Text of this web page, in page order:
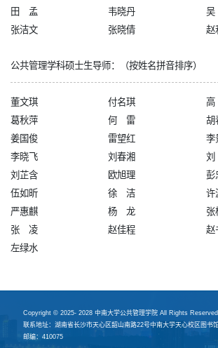
田 孟
韦晓丹
张洁文
张晓倩 赵
公共管理学科硕士生导师：（按姓名拼音排序）
董文琪 付名琪
葛秋萍
何 雷
胡
姜国俊
雷望红
李
李晓飞
刘春湘
刘芷含
欧旭理
彭
伍如昕
徐 洁
许
严惠麒
杨 龙
张
张 凌
赵佳程
赵
左绿水
Copyright © 2025- 2028 中南大学公共管理学院 All Rights Reserved
联系地址：湖南省长沙市天心区韶山南路22号中南大学天心校区图书
邮编：410075